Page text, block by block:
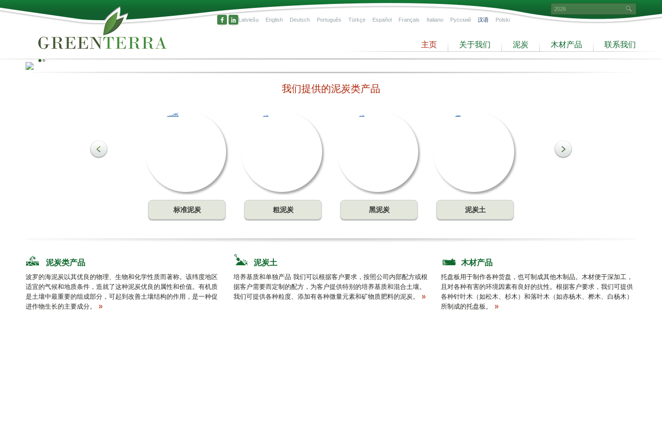
Latviešu English Deutsch Português Türkçe Español Français Italiano Русский 汉语 Polski
主页 关于我们 泥炭 木材产品 联系我们
泥炭可用作培养基质的生产原料，满足农业和园艺的需要。有机
质是土壤中最重要的组成部分，可起到改善土壤结构的作用，是
一种促进作物生长的主要成分。可为植物的根部带来理想的气水
我们提供的泥炭类产品
标准泥炭 粗泥炭 黑泥炭 泥炭土
泥炭类产品
波罗的海泥炭以其优良的物理、生物和化学性质而著称。该纬度地区
适宜的气候和地质条件，造就了这种泥炭优良的属性和价值。有机质
是土壤中最重要的组成部分，可起到改善土壤结构的作用，是一种促
进作物生长的主要成分。
泥炭土
培养基质和单独产品 我们可以根据客户要求，按照公司内部配方或根
据客户需要而定制的配方，为客户提供特别的培养基质和混合土壤。
我们可提供各种粒度、添加有各种微量元素和矿物质肥料的泥炭。
木材产品
托盘板用于制作各种货盘，也可制成其他木制品。木材便于深加工，
且对各种有害的环境因素有良好的抗性。根据客户要求，我们可提供
各种针叶木（如松木、杉木）和落叶木（如赤杨木、桦木、白杨木）
所制成的托盘板。